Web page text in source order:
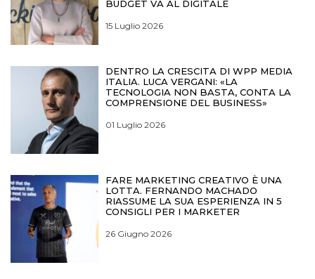
BUDGET VA AL DIGITALE
15 Luglio 2026
DENTRO LA CRESCITA DI WPP MEDIA
ITALIA. LUCA VERGANI: «LA
TECNOLOGIA NON BASTA, CONTA LA
COMPRENSIONE DEL BUSINESS»
01 Luglio 2026
FARE MARKETING CREATIVO È UNA
LOTTA. FERNANDO MACHADO
RIASSUME LA SUA ESPERIENZA IN 5
CONSIGLI PER I MARKETER
26 Giugno 2026